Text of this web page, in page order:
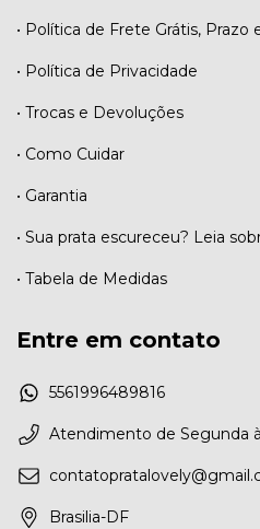
• Política de Frete Grátis, Prazo
• Política de Privacidade
• Trocas e Devoluções
• Como Cuidar
• Garantia
• Sua prata escureceu? Leia
• Tabela de Medidas
Entre em contato
5561996489816
Atendimento de Segunda
Brasilia-DF